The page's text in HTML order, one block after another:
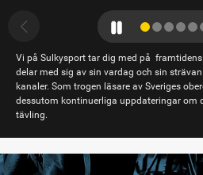
Vi på Sulkysport tar dig med på
delar med sig av sin vardag och sin
kanaler. Som trogen läsare av Sveriges
dessutom kontinuerliga uppdateringar om
tävling.